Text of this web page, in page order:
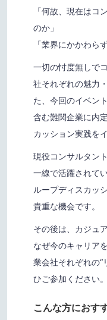
「何故、現在はコ
のか」
「業界にかかわら
一切の忖度無しで
社それぞれの魅力
た、今回のイベン
含む難関企業に内
カッション実践を
現役コンサルタン
一線で活躍されて
ループディスカッ
貴重な機会です。
その後は、カジュ
なぜ今のキャリア
業会社それぞれの“
ひご参加ください。
こんな方におす